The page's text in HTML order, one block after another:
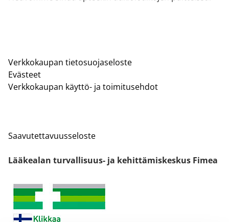
Verkkokaupan tietosuojaseloste
Evästeet
Verkkokaupan käyttö- ja toimitusehdot
Saavutettavuusseloste
Lääkealan turvallisuus- ja kehittämiskeskus Fimea